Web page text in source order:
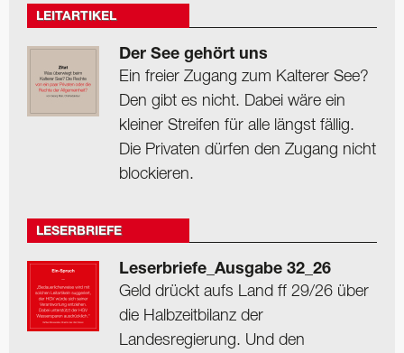
LEITARTIKEL
Der See gehört uns
Ein freier Zugang zum Kalterer See?
Den gibt es nicht. Dabei wäre ein
kleiner Streifen für alle längst fällig.
Die Privaten dürfen den Zugang nicht
blockieren.
LESERBRIEFE
Leserbriefe_Ausgabe 32_26
Geld drückt aufs Land ff 29/26 über
die Halbzeitbilanz der
Landesregierung. Und den